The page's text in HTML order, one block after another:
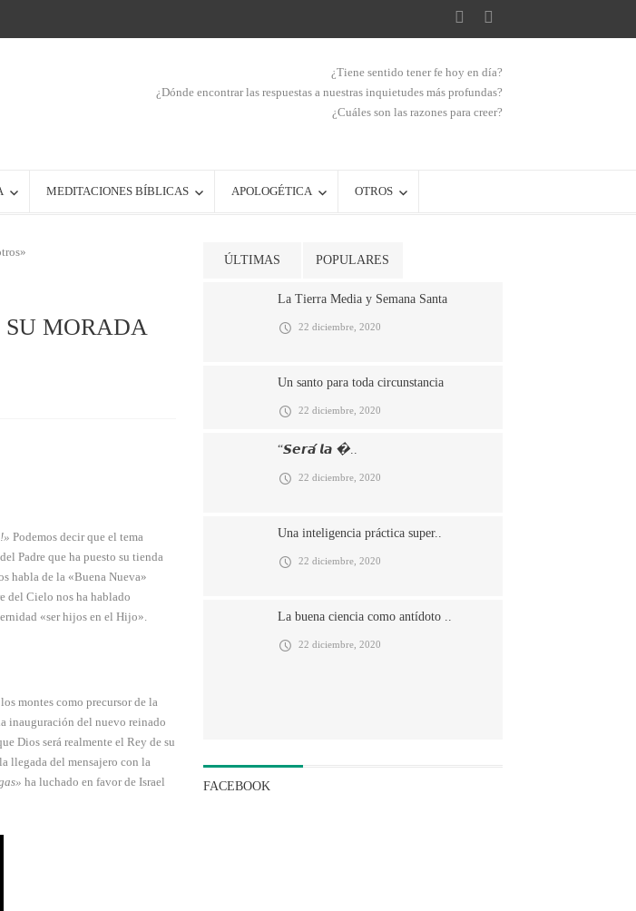
¿Tiene sentido tener fe hoy en día?
¿Dónde encontrar las respuestas a nuestras inquietudes más profundas?
¿Cuáles son las razones para creer?
MEDITACIONES BÍBLICAS APOLOGÉTICA OTROS
SU MORADA
Podemos decir que el tema
Padre que ha puesto su tienda
habla de la «Buena Nueva»
del Cielo nos ha hablado
«ser hijos en el Hijo».
montes como precursor de la
inauguración del nuevo reinado
Dios será realmente el Rey de su
llegada del mensajero con la
ha luchado en favor de Israel
ÚLTIMAS POPULARES
La Tierra Media y Semana Santa
22 diciembre, 2020
Un santo para toda circunstancia
22 diciembre, 2020
“𝙎𝙚𝙧𝙖́ 𝙡𝙖 �..
22 diciembre, 2020
Una inteligencia práctica super..
22 diciembre, 2020
La buena ciencia como antídoto ..
22 diciembre, 2020
FACEBOOK